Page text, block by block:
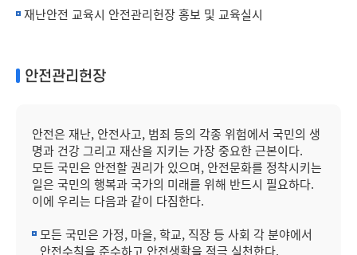
재난안전 교육시 안전관리헌장 홍보 및 교육실시
안전관리헌장
안전은 재난, 안전사고, 범죄 등의 각종 위험에서 국민의 생
명과 건강 그리고 재산을 지키는 가장 중요한 근본이다.
모든 국민은 안전할 권리가 있으며, 안전문화를 정착시키는
일은 국민의 행복과 국가의 미래를 위해 반드시 필요하다.
이에 우리는 다음과 같이 다짐한다.
모든 국민은 가정, 마을, 학교, 직장 등 사회 각 분야에서
안전수칙을 준수하고 안전생활을 적극 실천한다.